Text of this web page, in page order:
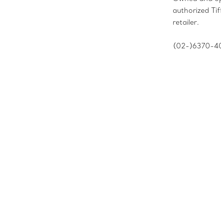
authorized
retailer.
(02-)6370-